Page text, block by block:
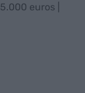
euros |